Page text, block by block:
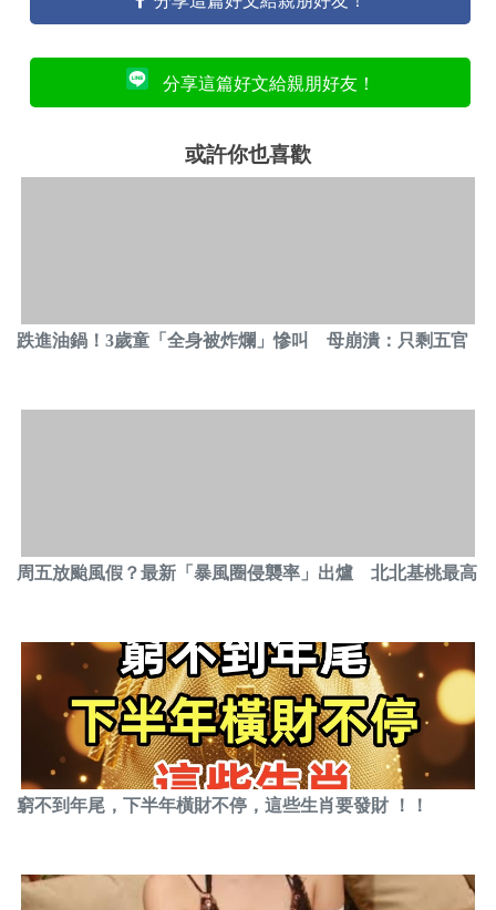
分享這篇好文給親朋好友！
或許你也喜歡
跌進油鍋！3歲童「全身被炸爛」慘叫 母崩潰：只剩五官
周五放颱風假？最新「暴風圈侵襲率」出爐 北北基桃最高
窮不到年尾，下半年橫財不停，這些生肖要發財 ！！